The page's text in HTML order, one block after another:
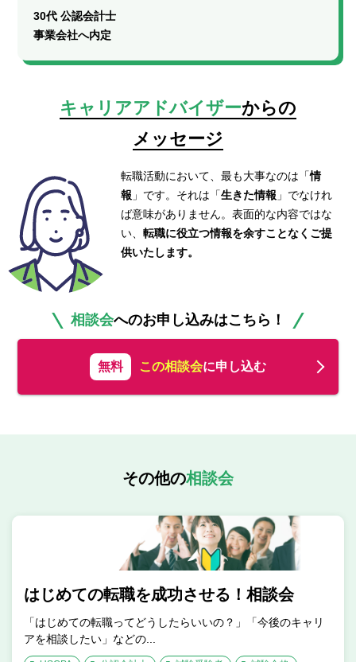
30代 公認会計士
事業会社へ内定
キャリアアドバイザーからの
メッセージ
転職活動において、最も大事なのは「情
報 」です。それは「生きた情報 」でなけれ
ば意味がありません。表面的な内容ではな
い、転職に役立つ情報を余すことなくご提
供いたします。
相談会へのお申し込みはこちら！
無料 この相談会に申し込む
その他の相談会
はじめての転職を成功させる！相談会
「はじめての転職ってどうしたらいいの？」「今後のキャリ
アを相談したい」などの...